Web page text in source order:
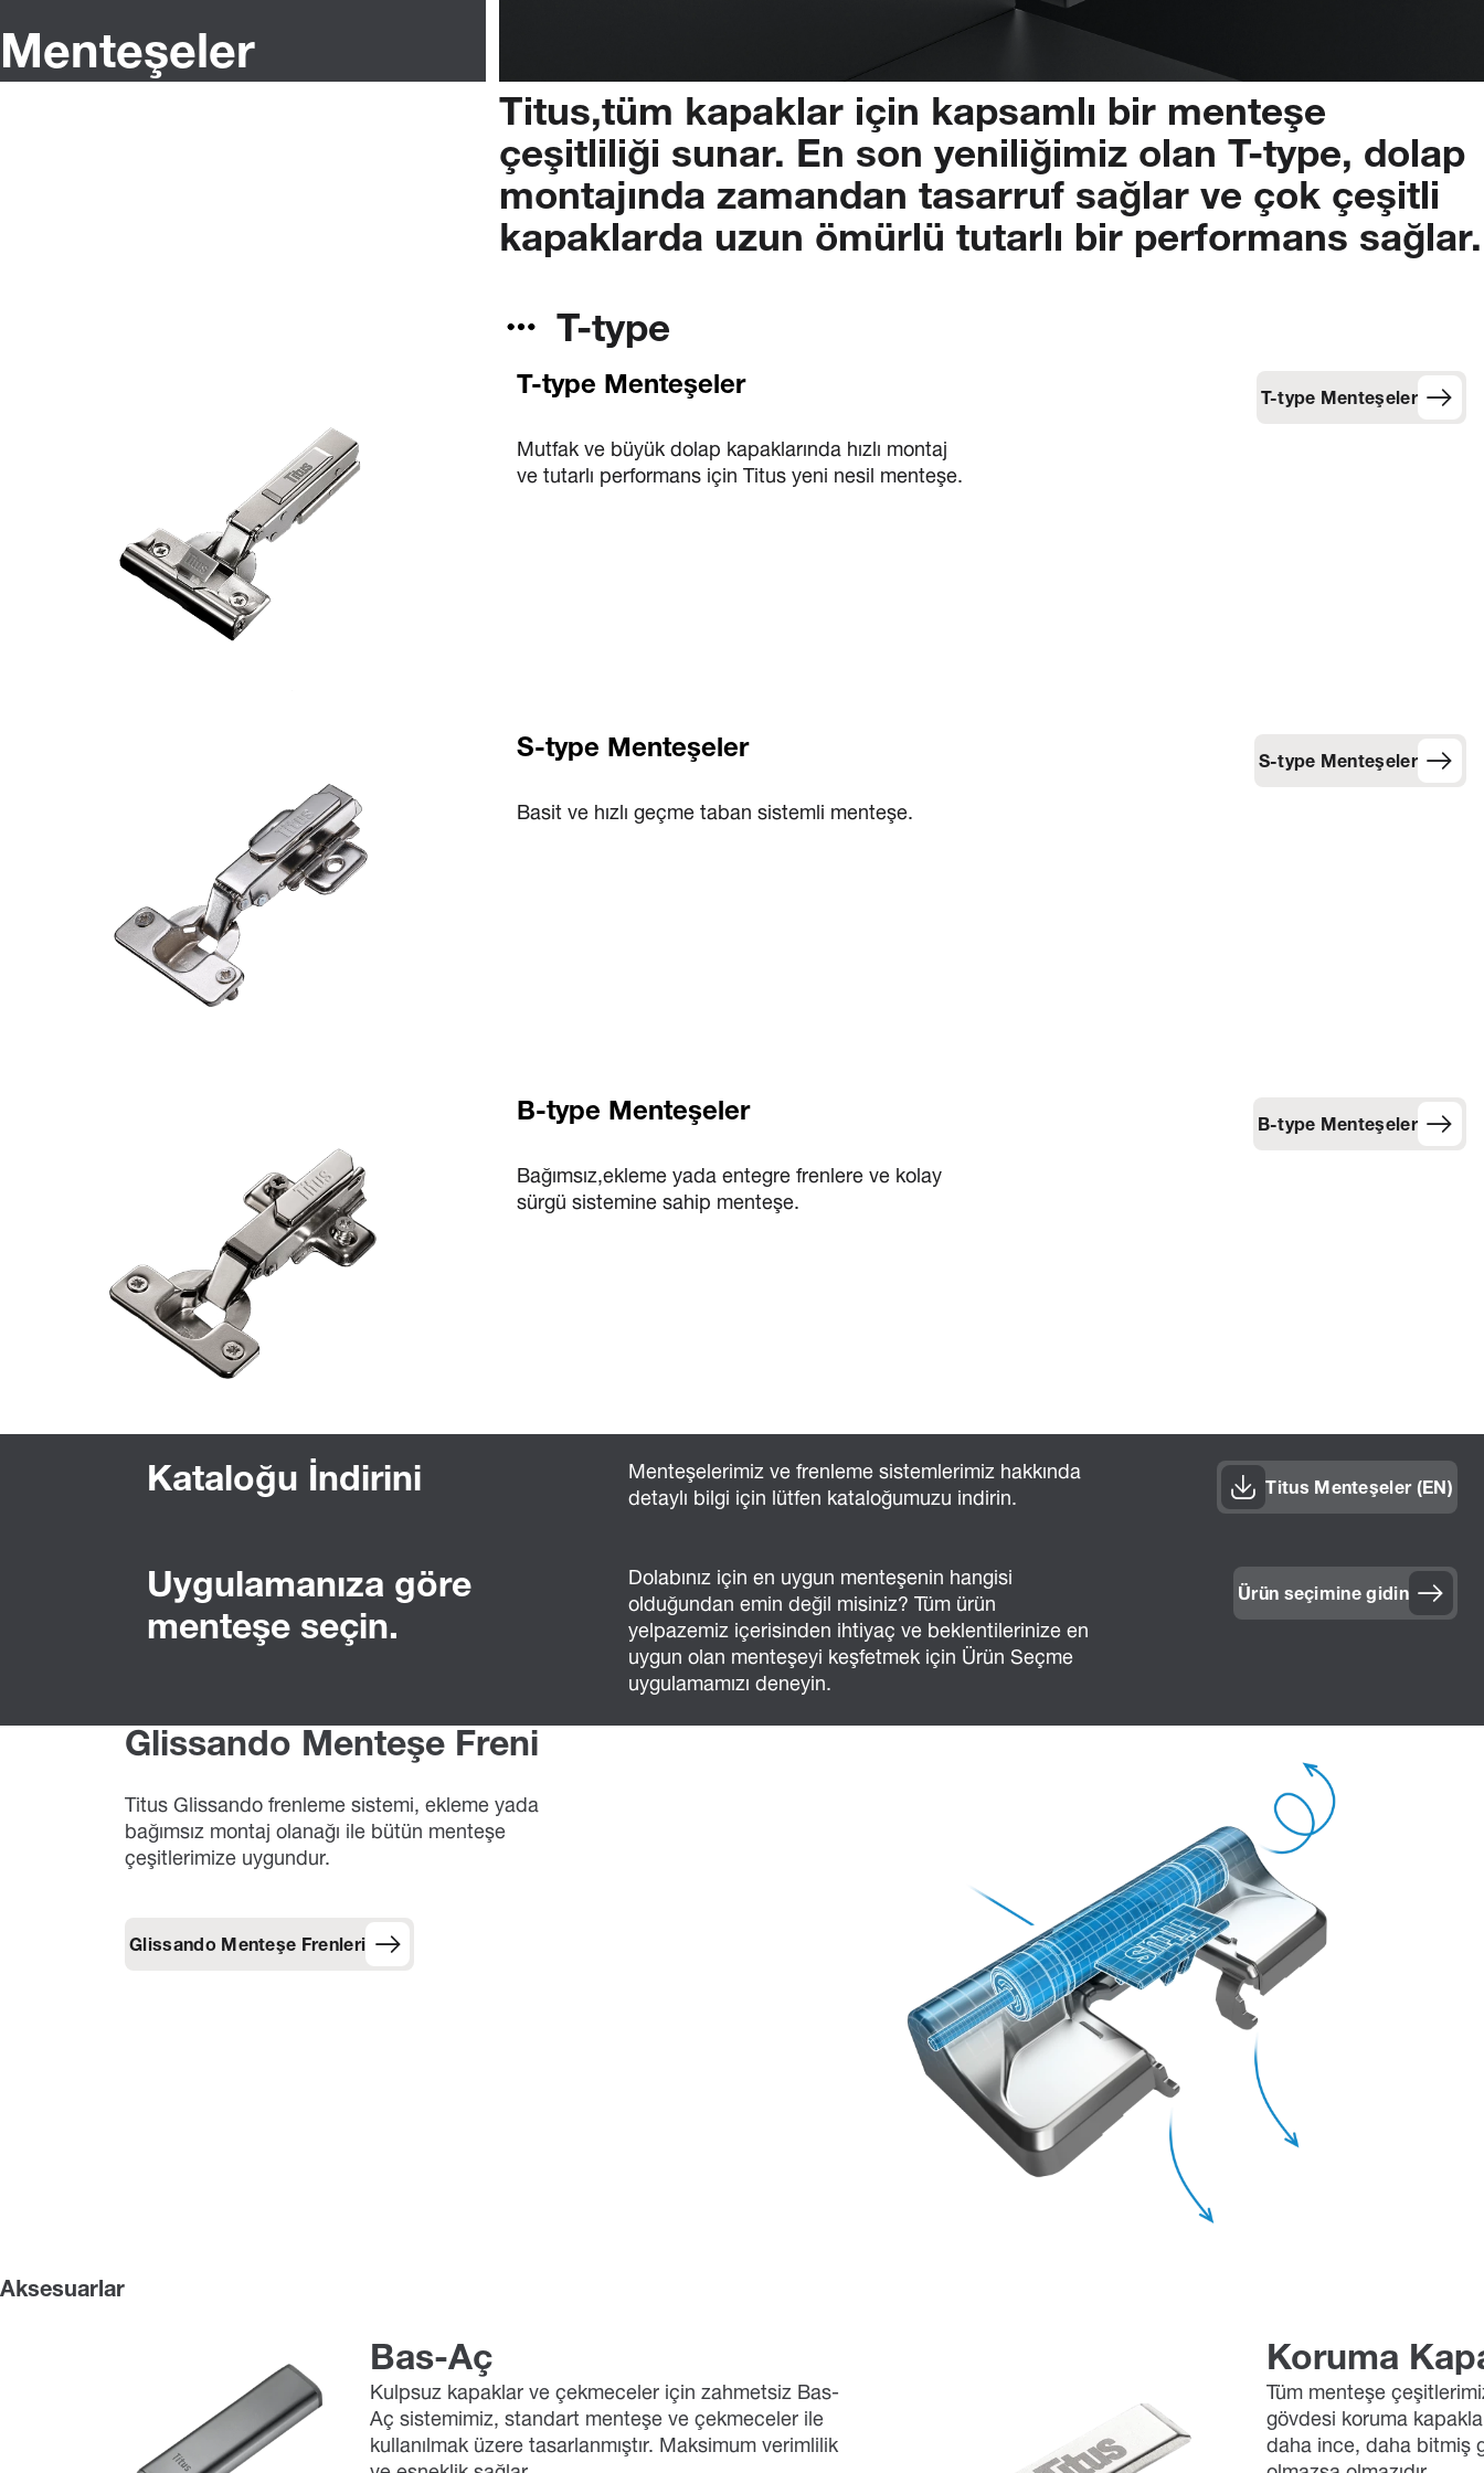
Menteşeler
Titus,tüm kapaklar için kapsamlı bir menteşe
çeşitliliği sunar. En son yeniliğimiz olan T-type, dolap
montajında zamandan tasarruf sağlar ve çok çeşitli
kapaklarda uzun ömürlü tutarlı bir performans sağlar.
T-type
T-type Menteşeler
Mutfak ve büyük dolap kapaklarında hızlı montaj
ve tutarlı performans için Titus yeni nesil menteşe.
T-type Menteşeler
S-type Menteşeler
Basit ve hızlı geçme taban sistemli menteşe.
S-type Menteşeler
B-type Menteşeler
Bağımsız,ekleme yada entegre frenlere ve kolay
sürgü sistemine sahip menteşe.
B-type Menteşeler
Kataloğu İndirini
Menteşelerimiz ve frenleme sistemlerimiz hakkında
detaylı bilgi için lütfen kataloğumuzu indirin.
Titus Menteşeler (EN)
Uygulamanıza göre
menteşe seçin.
Dolabınız için en uygun menteşenin hangisi
olduğundan emin değil misiniz? Tüm ürün
yelpazemiz içerisinden ihtiyaç ve beklentilerinize en
uygun olan menteşeyi keşfetmek için Ürün Seçme
uygulamamızı deneyin.
Ürün seçimine gidin
Glissando Menteşe Freni
Titus Glissando frenleme sistemi, ekleme yada
bağımsız montaj olanağı ile bütün menteşe
çeşitlerimize uygundur.
Glissando Menteşe Frenleri
Aksesuarlar
Bas-Aç
Kulpsuz kapaklar ve çekmeceler için zahmetsiz Bas-
Aç sistemimiz, standart menteşe ve çekmeceler ile
kullanılmak üzere tasarlanmıştır. Maksimum verimlilik
Koruma
Tüm menteşe
gövdesi koruma
daha ince, daha bitmiş